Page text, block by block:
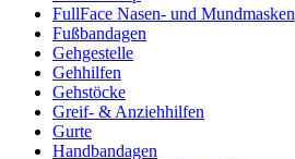
FullFace Nasen- und Mundmasken
Fußbandagen
Gehgestelle
Gehhilfen
Gehstöcke
Greif- & Anziehhilfen
Gurte
Handbandagen